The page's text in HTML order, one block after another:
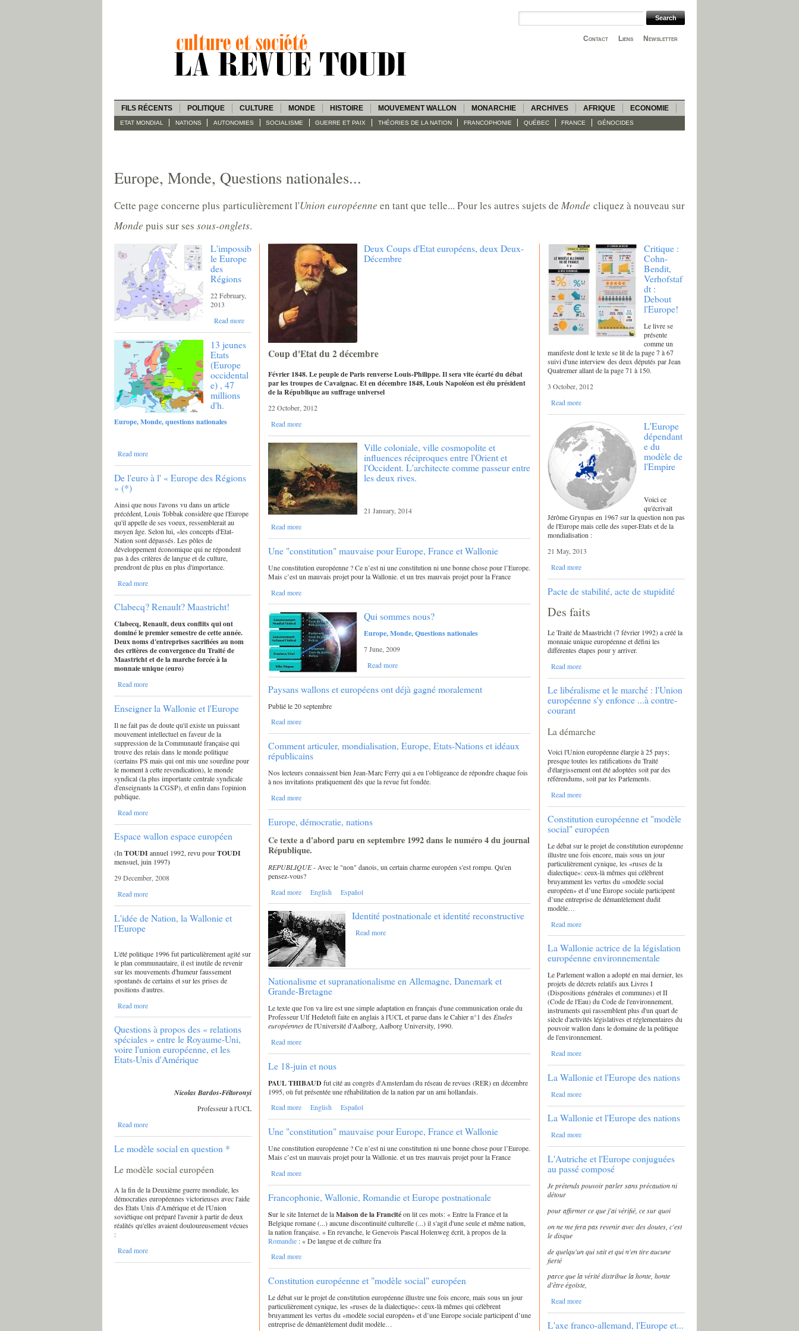
Newsletter
Liens
Contact
FILS RÉCENTS POLITIQUE CULTURE MONDE HISTOIRE MOUVEMENT WALLON MONARCHIE ARCHIVES AFRIQUE ECONOMIE
ETAT MONDIAL NATIONS AUTONOMIES SOCIALISME GUERRE ET PAIX THÉORIES DE LA NATION FRANCOPHONIE QUÉBEC FRANCE GÉNOCIDES
Europe, Monde, Questions nationales...
Cette page concerne plus particulièrement l'Union européenneen tant que telle... Pour les autres sujets de Monde cliquez à nouveau sur
Monde puis sur ses sous-onglets.
L'impossib
le Europe
des
Régions
22 February,
2013
Read more
13 jeunes
Etats
(Europe
occidental
e) , 47
millions
d'h.
Europe, Monde, questions nationales
Read more
De l'euro à l' « Europe des Régions
» (*)
Ainsi que nous l'avons vu dans un article
précédent, Louis Tobbak considère que l'Europe
qu'il appelle de ses voeux, ressemblerait au
moyen âge. Selon lui, «les concepts d'Etat-
Nation sont dépassés. Les pôles de
développement économique qui ne répondent
pas à des critères de langue et de culture,
prendront de plus en plus d'importance.
Read more
Clabecq? Renault? Maastricht!
Clabecq, Renault, deux conflits qui ont
dominé le premier semestre de cette année.
Deux noms d'entreprises sacrifiées au nom
des critères de convergence du Traité de
Maastricht et de la marche forcée à la
monnaie unique (euro)
Read more
Enseigner la Wallonie et l'Europe
Il ne fait pas de doute qu'il existe un puissant
mouvement intellectuel en faveur de la
suppression de la Communauté française qui
trouve des relais dans le monde politique
(certains PS mais qui ont mis une sourdine pour
le moment à cette revendication), le monde
syndical (la plus importante centrale syndicale
d'enseignants la CGSP), et enfin dans l'opinion
publique.
Read more
Espace wallon espace européen
(InTOUDIannuel 1992, revu pourTOUDI
mensuel, juin 1997)
29 December, 2008
Read more
L'idée de Nation, la Wallonie et
l'Europe
L'été politique 1996 fut particulièrement agité sur
le plan communautaire, il est inutile de revenir
sur les mouvements d'humeur faussement
spontanés de certains et sur les prises de
positions d'autres.
Read more
Questions à propos des « relations
spéciales » entre le Royaume-Uni,
voire l'union européenne, et les
Etats-Unis d'Amérique
Nicolas Bardos-Féltoronyi
Professeur à l'UCL
Read more
Le modèle social en question *
Le modèle social européen
A la fin de la Deuxième guerre mondiale, les
démocraties européennes victorieuses avec l'aide
des Etats Unis d'Amérique et de l'Union
soviétique ont préparé l'avenir à partir de deux
réalités qu'elles avaient douloureusement vécues
:
Read more
Deux Coups d'Etat européens, deux Deux-
Décembre
Coup d'Etat du 2 décembre
Février 1848. Le peuple de Paris renverse Louis-Philippe. Il sera vite écarté du débat
par les troupes de Cavaignac. Et en décembre 1848, Louis Napoléon est élu président
de la République au suffrage universel
22 October, 2012
Read more
Ville coloniale, ville cosmopolite et
influences réciproques entre l'Orient et
l'Occident. L'architecte comme passeur entre
les deux rives.
21 January, 2014
Read more
Une "constitution" mauvaise pour Europe, France et Wallonie
Une constitution européenne ? Ce n’est ni une constitution ni une bonne chose pour l’Europe.
Mais c’est un mauvais projet pour la Wallonie. et un tres mauvais projet pour la France
Read more
Qui sommes nous?
Europe, Monde, Questions nationales
7 June, 2009
Read more
Paysans wallons et européens ont déjà gagné moralement
Publié le 20 septembre
Read more
Comment articuler, mondialisation, Europe, Etats-Nations et idéaux
républicains
Nos lecteurs connaissent bien Jean-Marc Ferry qui a eu l’obligeance de répondre chaque fois
à nos invitations pratiquement dès que la revue fut fondée.
Read more
Europe, démocratie, nations
Ce texte a d'abord paru en septembre 1992 dans le numéro 4 du journal
République.
REPUBLIQUE- Avec le "non" danois, un certain charme européen s'est rompu. Qu'en
pensez-vous?
Read more
English Español
Identité postnationale et identité reconstructive
Read more
Nationalisme et supranationalisme en Allemagne, Danemark et
Grande-Bretagne
Le texte que l'on va lire est une simple adaptation en français d'une communication orale du
Professeur Ulf Hedetoft faite en anglais à l'UCL et parue dans le Cahier n°1 des Études
européennes de l'Université d'Aalborg, Aalborg University, 1990.
Read more
Le 18-juin et nous
PAUL THIBAUD fut cité au congrès d'Amsterdam du réseau de revues (RER) en décembre
1995, où fut présentée une réhabilitation de la nation par un ami hollandais.
Read more
English Español
Une "constitution" mauvaise pour Europe, France et Wallonie
Une constitution européenne ? Ce n’est ni une constitution ni une bonne chose pour l’Europe.
Mais c’est un mauvais projet pour la Wallonie. et un tres mauvais projet pour la France
Read more
Francophonie, Wallonie, Romandie et Europe postnationale
Sur le site Internet de laMaison de la Francitéon lit ces mots: « Entre la France et la
Belgique romane (...) aucune discontinuité culturelle (...) il s'agit d'une seule et même nation,
la nation française. » En revanche, le Genevois Pascal Holenweg écrit, à propos de la
Romandie : « De langue et de culture fra
Read more
Constitution européenne et "modèle social" européen
Le débat sur le projet de constitution européenne illustre une fois encore, mais sous un jour
particulièrement cynique, les «ruses de la dialectique»: ceux-là mêmes qui célèbrent
bruyamment les vertus du «modèle social européen» et d’une Europe sociale participent d’une
entreprise de démantèlement dudit modèle…
Critique :
Cohn-
Bendit,
Verhofstaf
dt :
Debout
l'Europe!
Le livre se
présente
comme un
manifeste dont le texte se lit de la page 7 à 67
suivi d'une interview des deux députés par Jean
Quatremer allant de la page 71 à 150.
3 October, 2012
Read more
L'Europe
dépendant
e du
modèle de
l'Empire
Voici ce
qu'écrivait
Jérôme Grynpas en 1967 sur la question non pas
de l'Europe mais celle des super-Etats et de la
mondialisation :
21 May, 2013
Read more
Pacte de stabilité, acte de stupidité
Des faits
Le Traité de Maastricht (7 février 1992) a créé la
monnaie unique européenne et défini les
différentes étapes pour y arriver.
Read more
Le libéralisme et le marché : l'Union
européenne s'y enfonce ...à contre-
courant
La démarche
Voici l'Union européenne élargie à 25 pays;
presque toutes les ratifications du Traité
d'élargissement ont été adoptées soit par des
référendums, soit par les Parlements.
Read more
Constitution européenne et "modèle
social" européen
Le débat sur le projet de constitution européenne
illustre une fois encore, mais sous un jour
particulièrement cynique, les «ruses de la
dialectique»: ceux-là mêmes qui célèbrent
bruyamment les vertus du «modèle social
européen» et d’une Europe sociale participent
d’une entreprise de démantèlement dudit
modèle…
Read more
La Wallonie actrice de la législation
européenne environnementale
Le Parlement wallon a adopté en mai dernier, les
projets de décrets relatifs aux Livres I
(Dispositions générales et communes) et II
(Code de l'Eau) du Code de l'environnement,
instruments qui rassemblent plus d'un quart de
siècle d'activités législatives et réglementaires du
pouvoir wallon dans le domaine de la politique
de l'environnement.
Read more
La Wallonie et l'Europe des nations
Read more
La Wallonie et l'Europe des nations
Read more
L'Autriche et l'Europe conjuguées
au passé composé
Je prétends pouvoir parler sans précaution ni
détour
pour affirmer ce que j'ai vérifié, ce sur quoi
on ne me fera pas revenir avec des doutes, c'est
le disque
de quelqu'un qui sait et qui n'en tire aucune
fierté
parce que la vérité distribue la honte, honte
d'être égoïste,
Read more
L'axe franco-allemand, l'Europe et...